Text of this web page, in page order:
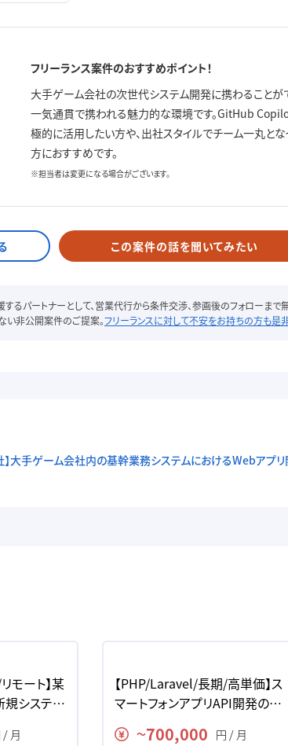
フリーランス案件のおすすめポイント！
大手ゲーム会社の次世代システム開発に携わることが
一気通貫で携われる魅力的な環境です。GitHub
極的に活用したい方や、出社スタイルでチーム一丸と
方におすすめです。
※担当者は変更になる場合がございます。
この案件の話を聞いてみたい
するパートナーとして、営業代行から条件交渉、参画後のフォローまで
い非公開案件のご提案。フリーランスに対して不安をお持ちの方も是
手ゲーム会社内の基幹業務システムにおけるWebアプリ
モート】某
システム
/ 月
【PHP/Laravel/長期/高単価】ス
マートフォンアプリAPI開発の求
人・案件
〜700,000 円 / 月